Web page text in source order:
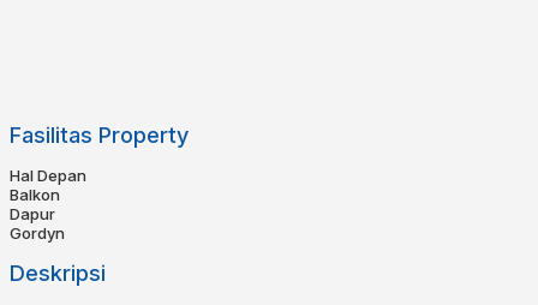
Fasilitas Property
Hal Depan
Balkon
Dapur
Gordyn
Deskripsi